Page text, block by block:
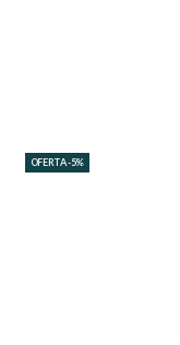
OFERTA -5%